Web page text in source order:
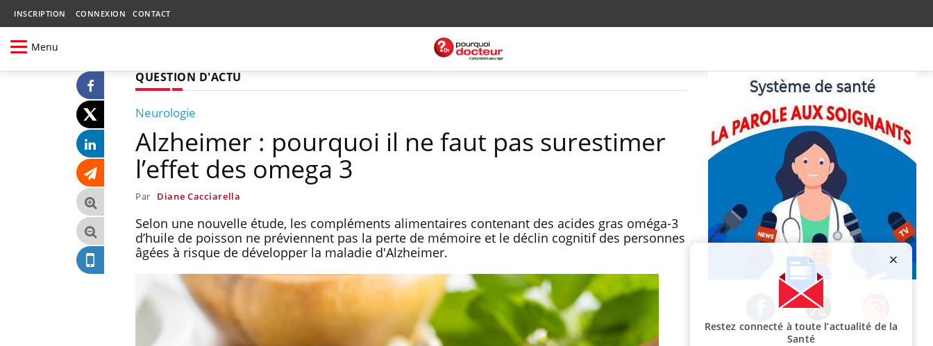
INSCRIPTION CONNEXION CONTACT
Menu
QUESTION D'ACTU
Neurologie
Alzheimer : pourquoi il ne faut pas surestimer
l’effet des omega 3
Par Diane Cacciarella
Selon une nouvelle étude, les compléments alimentaires contenant des acides gras oméga-3
d’huile de poisson ne préviennent pas la perte de mémoire et le déclin cognitif des personnes
âgées à risque de développer la maladie d'Alzheimer.
Facebook Twitter Instagram
Restez connecté à toute l’actualité de la
Santé